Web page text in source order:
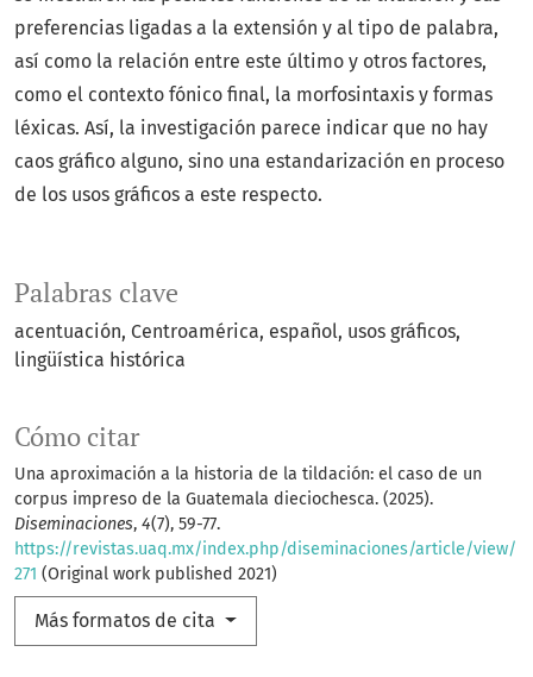
Palabras clave
acentuación Centroamérica español usos gráficos
lingüística histórica
Cómo citar
Una aproximación a la historia de la tildación: el caso de un
corpus impreso de la Guatemala dieciochesca. (2025).
Diseminaciones, 4(7), 59-77.
https://revistas.uaq.mx/index.php/diseminaciones/article/view/
271 (Original work published 2021)
Más formatos de cita
preferencias ligadas a la extensión y al tipo de palabra,
así como la relación entre este último y otros factores,
como el contexto fónico final, la morfosintaxis y formas
léxicas. Así, la investigación parece indicar que no hay
caos gráfico alguno, sino una estandarización en proceso
de los usos gráficos a este respecto.